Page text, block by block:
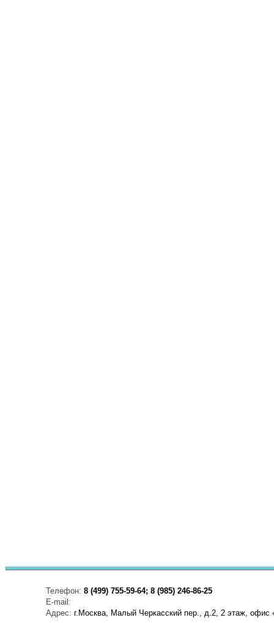
Телефон: 8 (499) 755-59-64; 8 (985) 246-86-25
E-mail:
Адрес: г.Москва, Малый Черкасский пер., д.2, 2 этаж, офис